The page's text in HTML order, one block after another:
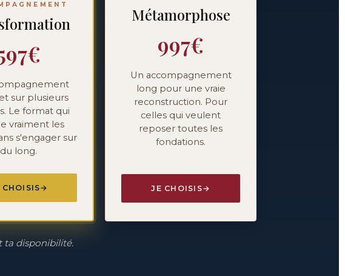
sur plusieurs
Le format qui
vraiment les
s'engager sur
du long.
CHOISIS
Métamorphose
997€
Un accompagnement
long pour une vraie
reconstruction. Pour
celles qui veulent
reposer toutes les
fondations.
JE CHOISIS
ta disponibilité.